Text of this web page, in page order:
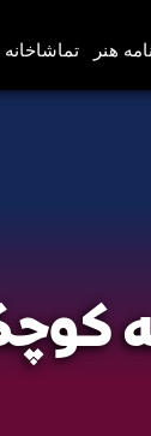
هنر تماشاخانه